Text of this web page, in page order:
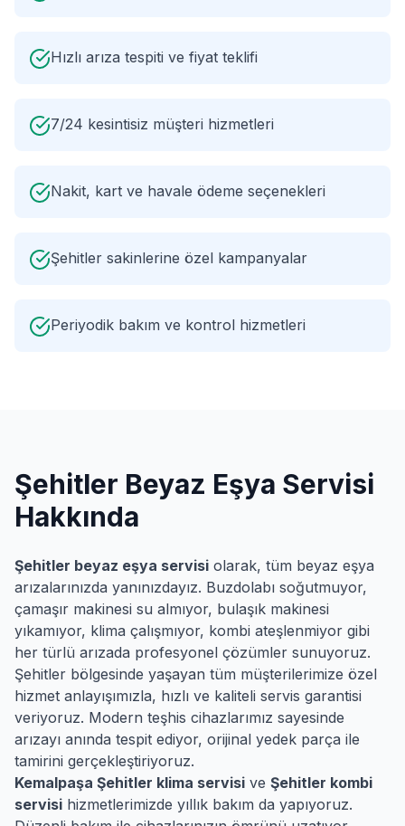
Hızlı arıza tespiti ve fiyat teklifi
7/24 kesintisiz müşteri hizmetleri
Nakit, kart ve havale ödeme seçenekleri
Şehitler sakinlerine özel kampanyalar
Periyodik bakım ve kontrol hizmetleri
Şehitler Beyaz Eşya Servisi
Hakkında
Şehitler beyaz eşya servisi olarak, tüm beyaz eşya
arızalarınızda yanınızdayız. Buzdolabı soğutmuyor,
çamaşır makinesi su almıyor, bulaşık makinesi
yıkamıyor, klima çalışmıyor, kombi ateşlenmiyor gibi
her türlü arızada profesyonel çözümler sunuyoruz.
Şehitler bölgesinde yaşayan tüm müşterilerimize özel
hizmet anlayışımızla, hızlı ve kaliteli servis garantisi
veriyoruz. Modern teşhis cihazlarımız sayesinde
arızayı anında tespit ediyor, orijinal yedek parça ile
tamirini gerçekleştiriyoruz.
Kemalpaşa Şehitler klima servisi ve Şehitler kombi
servisi hizmetlerimizde yıllık bakım da yapıyoruz.